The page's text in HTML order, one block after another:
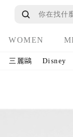
WOMEN
三麗鷗 Disney